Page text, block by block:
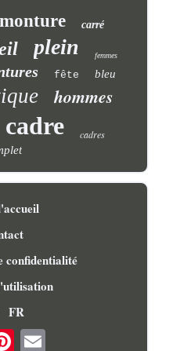
monture carré
plein femmes
fête bleu
hommes
cadre
cadres
confidentialité
FR